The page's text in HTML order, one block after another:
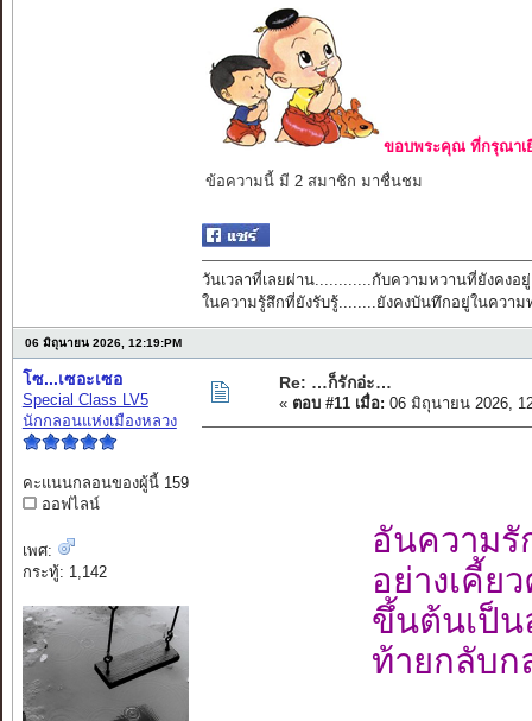
ขอบพระคุณ ที่กรุณาเ
ข้อความนี้ มี 2 สมาชิก มาชื่นชม
วันเวลาที่เลยผ่าน............กับความหวานที่ยังคงอยู่
ในความรู้สึกที่ยังรับรู้........ยังคงบันทึกอยู่ในความ
06 มิถุนายน 2026, 12:19:PM
โซ...เซอะเซอ
Special Class LV5
นักกลอนแห่งเมืองหลวง
คะแนนกลอนของผู้นี้ 159
ออฟไลน์
เพศ:
กระทู้: 1,142
Re: …ก็รักอ่ะ…
« ตอบ #11 เมื่อ: 06 มิถุนายน 2026,
อันความรั
อย่างเคี้ย
ขึ้นต้นเป็น
ท้ายกลับก